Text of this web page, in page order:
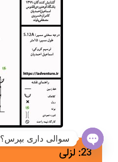
23: لزلی
سوالی داری بپرس؟
Open chaty